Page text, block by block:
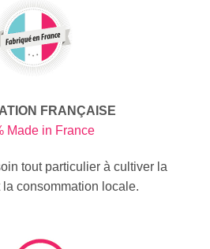
FRANÇAISE
Made in France
tout particulier à cultiver la
la consommation locale.